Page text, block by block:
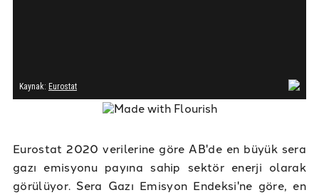
Eurostat 2020 verilerine göre AB'de en büyük sera
gazı emisyonu payına sahip sektör enerji olarak
görülüyor. Sera Gazı Emisyon Endeksi'ne göre, en